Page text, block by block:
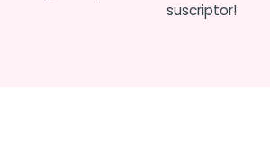
suscriptor!